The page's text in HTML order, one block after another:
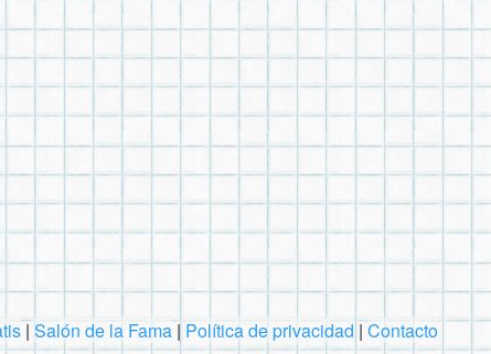
| Salón de la Fama | Política de privacidad | Contacto